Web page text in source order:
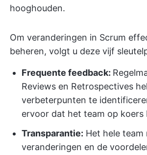
hooghouden.
Om veranderingen in Scrum
beheren, volgt u deze vijf
Frequente feedback:
Reviews en Retrospectives
verbeterpunten te
ervoor dat het team op koers
Transparantie: Het hele team
veranderingen en de